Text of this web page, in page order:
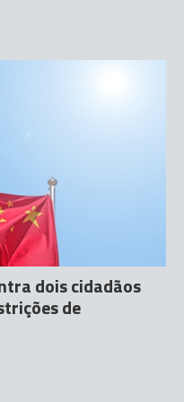
dois cidadãos
de